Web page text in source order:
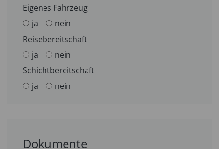
Eigenes Fahrzeug
ja
nein
Reisebereitschaft
ja
nein
Schichtbereitschaft
ja
nein
Dokumente